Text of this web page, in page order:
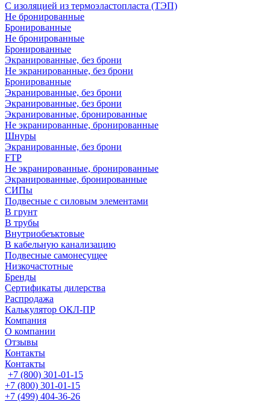
С изоляцией из термоэластопласта (ТЭП)
Не бронированные
Бронированные
Не бронированные
Бронированные
Экранированные, без брони
Не экранированные, без брони
Бронированные
Экранированные, без брони
Экранированные, без брони
Экранированные, бронированные
Не экранированные, бронированные
Шнуры
Экранированные, без брони
FTP
Не экранированные, бронированные
Экранированные, бронированные
СИПы
Подвесные с силовым элементами
В грунт
В трубы
Внутриобеъктовые
В кабельную канализацию
Подвесные самонесущее
Низкочастотные
Бренды
Сертификаты дилерства
Распродажа
Калькулятор ОКЛ-ПР
Компания
О компании
Отзывы
Контакты
Контакты
+7 (800) 301-01-15
+7 (800) 301-01-15
+7 (499) 404-36-26